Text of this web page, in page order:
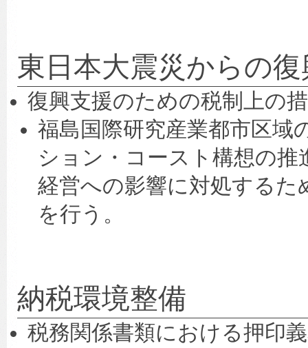
東日本大震災からの
復興支援のための税制上の
福島国際研究産業都市区域
ション・コースト構想の
経営への影響に対処するた
を行う。
納税環境整備
税務関係書類における押印